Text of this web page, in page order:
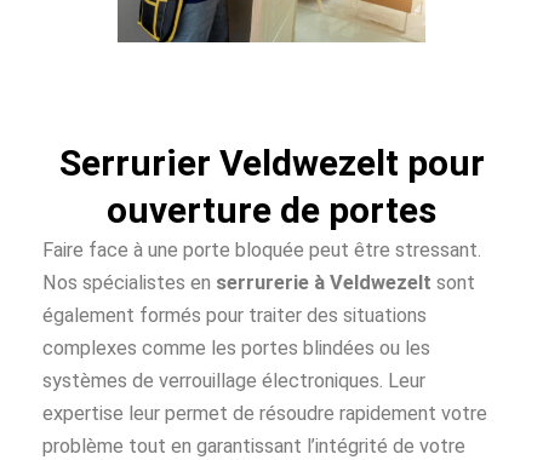
Serrurier Veldwezelt pour
ouverture de portes
Faire face à une porte bloquée peut être stressant.
Nos spécialistes en serrurerie à Veldwezelt sont
également formés pour traiter des situations
complexes comme les portes blindées ou les
systèmes de verrouillage électroniques. Leur
expertise leur permet de résoudre rapidement votre
problème tout en garantissant l’intégrité de votre